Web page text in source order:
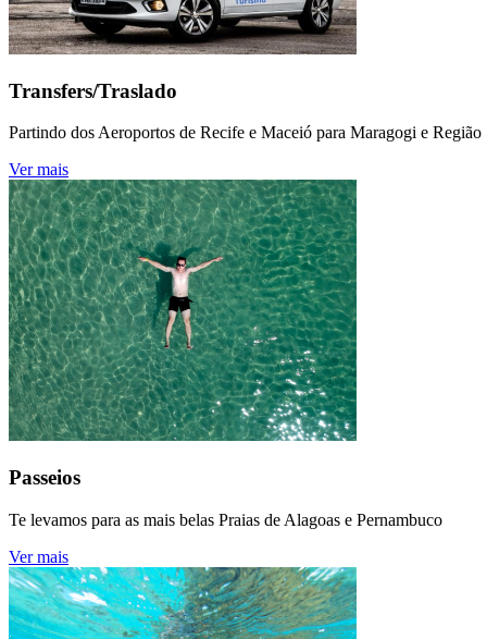
Transfers/Traslado
Partindo dos Aeroportos de Recife e Maceió para Maragogi e Região
Ver mais
Passeios
Te levamos para as mais belas Praias de Alagoas e Pernambuco
Ver mais